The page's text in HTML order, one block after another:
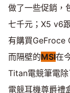
做了一些促銷，
七千元；X5 v6
有購買GeFroce
而隔壁的MSI在
Titan電競筆電
電競耳機尊爵禮